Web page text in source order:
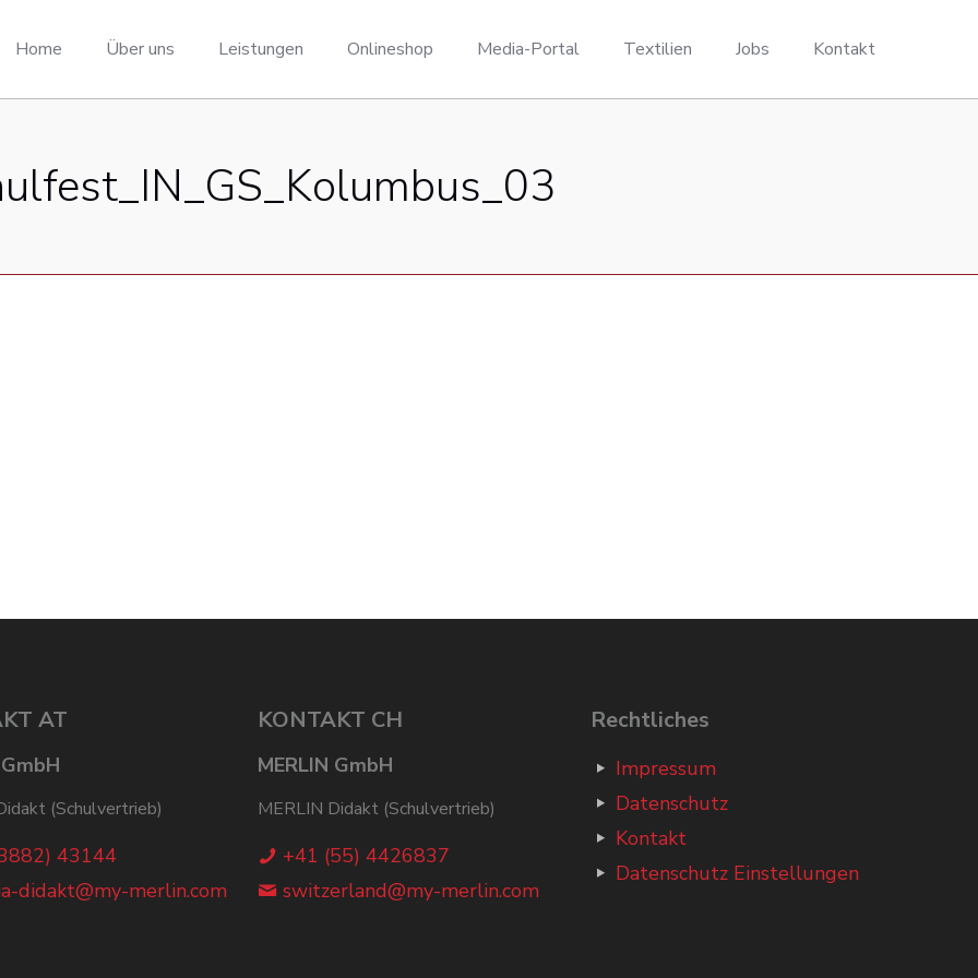
Home Über uns Leistungen Onlineshop Media-Portal Textilien Jobs Kontakt
AT
(Schulvertrieb)
43144
didakt@my-merlin.com
KONTAKT CH
MERLIN GmbH
MERLIN Didakt (Schulvertrieb)
+41 (55) 4426837
switzerland@my-merlin.com
Rechtliches
Impressum
Datenschutz
Kontakt
Datenschutz Einstellungen